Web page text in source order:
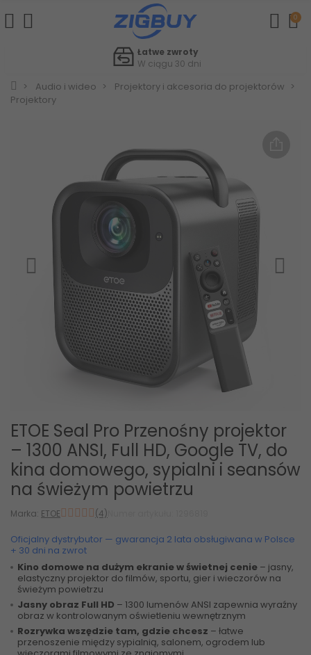
0
Szybka pomoc
Aby szybko rozwiązać sprawy
Audio i wideo
Projektory i akcesoria do projektorów
Projektory
ETOE Seal Pro Przenośny projektor
– 1300 ANSI, Full HD, Google TV, do
kina domowego, sypialni i seansów
na świeżym powietrzu
Marka: ETOE (4)
Oficjalny dystrybutor — gwarancja 2 lata obsługiwana w Polsce
+ 30 dni na zwrot
Kino domowe na dużym ekranie w świetnej cenie – jasny,
elastyczny projektor do filmów, sportu, gier i wieczorów na
świeżym powietrzu
Jasny obraz Full HD – 1300 lumenów ANSI zapewnia wyraźny
obraz w kontrolowanym oświetleniu wewnętrznym
Rozrywka wszędzie tam, gdzie chcesz – łatwe
przenoszenie między sypialnią, salonem, ogrodem lub